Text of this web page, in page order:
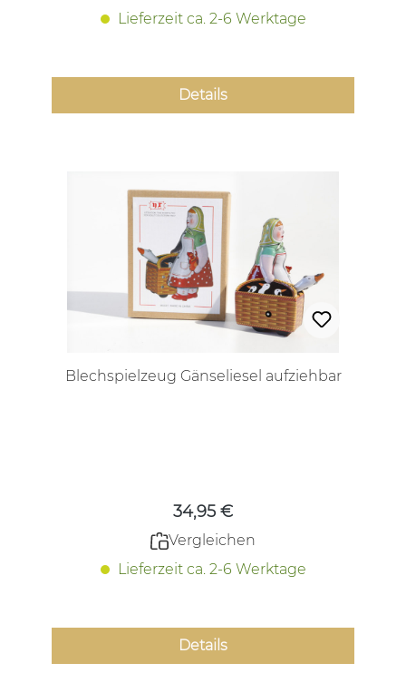
Lieferzeit ca. 2-6 Werktage
Details
Blechspielzeug Gänseliesel aufziehbar
34,95 €
Vergleichen
Lieferzeit ca. 2-6 Werktage
Details